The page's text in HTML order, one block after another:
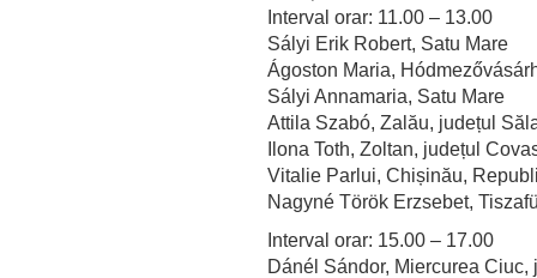
Interval orar: 11.00 – 13.00
Sályi Erik Robert, Satu Mare
Ágoston Maria,
Sályi Annamaria, Satu Mare
Attila Szabó, Zalău, județul
Ilona Toth, Zoltan, județul
Vitalie Parlui, Chișinău,
Nagyné Török Erzsebet,
Interval orar: 15.00 – 17.00
Dánél Sándor, Miercurea Ciuc,